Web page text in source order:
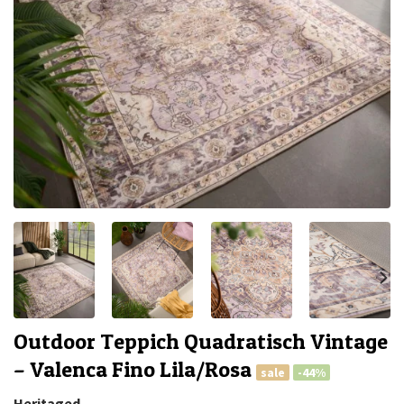
Outdoor Teppich Quadratisch Vintage
– Valenca Fino Lila/Rosa
sale -44%